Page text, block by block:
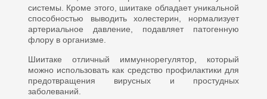
системы. Кроме этого, шиитаке обладает уникальной
способностью выводить холестерин, нормализует
артериальное давление, подавляет патогенную
флору в организме.
Шиитаке отличный иммуннорегулятор, который
можно использовать как средство профилактики для
предотвращения вирусных и простудных
заболеваний.